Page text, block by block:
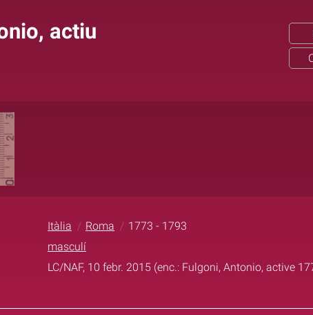
actiu
Itàlia Roma
1773 - 1793
masculí
LC/NAF, 10 febr. 2015 (enc.: Fulgoni, Antonio, active